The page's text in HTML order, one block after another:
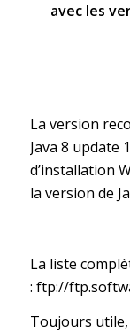
avec les
La version
Java 8 update
d’installation
la version de
La liste
: ftp://
Toujours utile,